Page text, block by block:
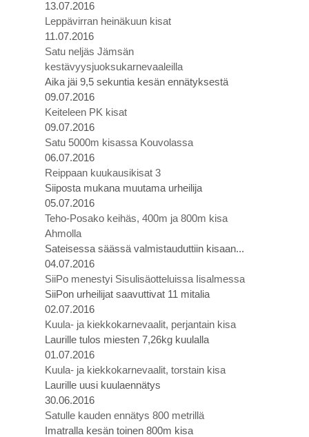
13.07.2016
Leppävirran heinäkuun kisat
11.07.2016
Satu neljäs Jämsän
kestävyysjuoksukarnevaaleilla
Aika jäi 9,5 sekuntia kesän ennätyksestä
09.07.2016
Keiteleen PK kisat
09.07.2016
Satu 5000m kisassa Kouvolassa
06.07.2016
Reippaan kuukausikisat 3
Siiposta mukana muutama urheilija
05.07.2016
Teho-Posako keihäs, 400m ja 800m kisa
Ahmolla
Sateisessa säässä valmistauduttiin kisaan...
04.07.2016
SiiPo menestyi Sisulisäotteluissa Iisalmessa
SiiPon urheilijat saavuttivat 11 mitalia
02.07.2016
Kuula- ja kiekkokarnevaalit, perjantain kisa
Laurille tulos miesten 7,26kg kuulalla
01.07.2016
Kuula- ja kiekkokarnevaalit, torstain kisa
Laurille uusi kuulaennätys
30.06.2016
Satulle kauden ennätys 800 metrillä
Imatralla kesän toinen 800m kisa